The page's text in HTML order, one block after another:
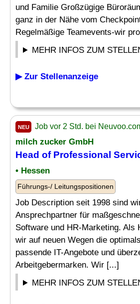
und Familie Großzügige
ganz in der Nähe vom
Regelmäßige Teamevents-wir
MEHR INFOS ZUM
▶ Zur Stellenanzeige
NEU Job vor 2 Std. bei
milch zucker GmbH
Head of Professional
• Hessen
Führungs-/ Leitungspositionen
Job Description seit 1998 sind
Ansprechpartner für
Software und HR-Marketing. Als
wir auf neuen Wegen die
passende IT-Angebote und
Arbeitgebermarken. Wir [...]
MEHR INFOS ZUM